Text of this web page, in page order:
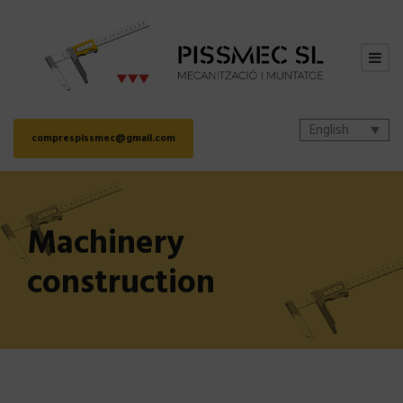
comprespissmec@gmail.com English
Machinery
construction